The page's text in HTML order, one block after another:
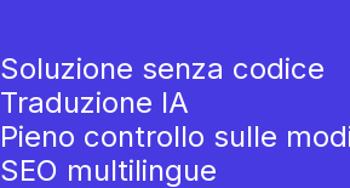
Soluzione senza codice
Traduzione IA
Pieno controllo sulle
SEO multilingue